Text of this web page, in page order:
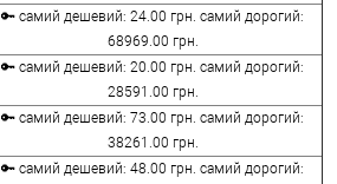
🔑 самий дешевий: 24.00 грн. самий дорогий:
68969.00 грн.
🔑 самий дешевий: 20.00 грн. самий дорогий:
28591.00 грн.
🔑 самий дешевий: 73.00 грн. самий дорогий:
38261.00 грн.
🔑 самий дешевий: 48.00 грн. самий дорогий: